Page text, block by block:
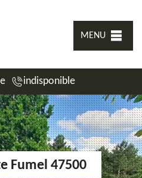
MENU
indisponible
Fumel 47500